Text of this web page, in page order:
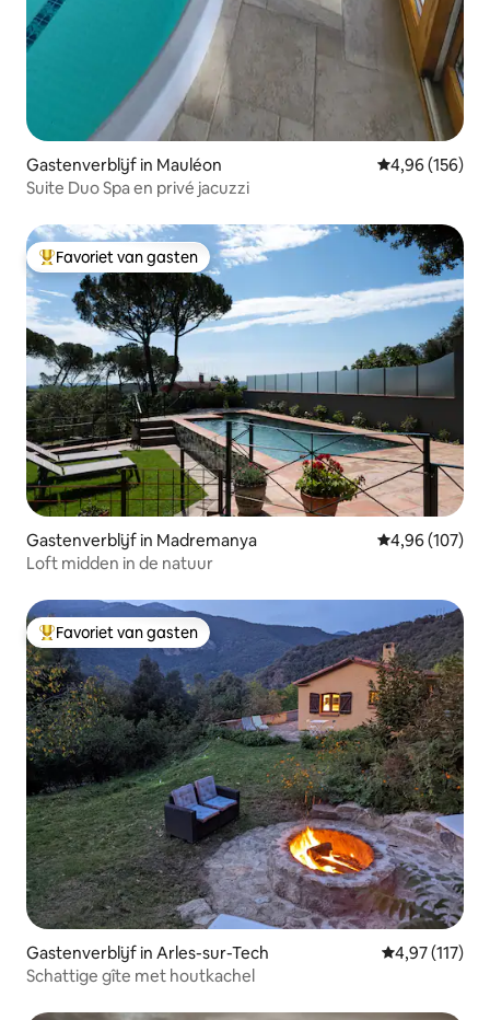
Gastenverblijf in Mauléon Gemiddelde
4,96 (156)
Suite Duo Spa en privé jacuzzi
Topfavoriet van gasten
Favoriet van gasten
Gastenverblijf in Madremanya Gemiddelde
4,96 (107)
Loft midden in de natuur
Topfavoriet van gasten
Favoriet van gasten
Gastenverblijf in Arles-sur-Tech Gemiddelde
4,97 (117)
Schattige gîte met houtkachel